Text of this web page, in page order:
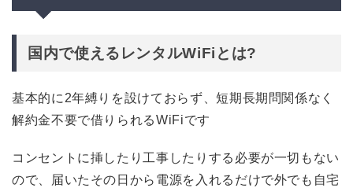
国内で使えるレンタルWiFiとは?
基本的に2年縛りを設けておらず、短期長期問関係なく
解約金不要で借りられるWiFiです
コンセントに挿したり工事したりする必要が一切もない
ので、届いたその日から電源を入れるだけで外でも自宅